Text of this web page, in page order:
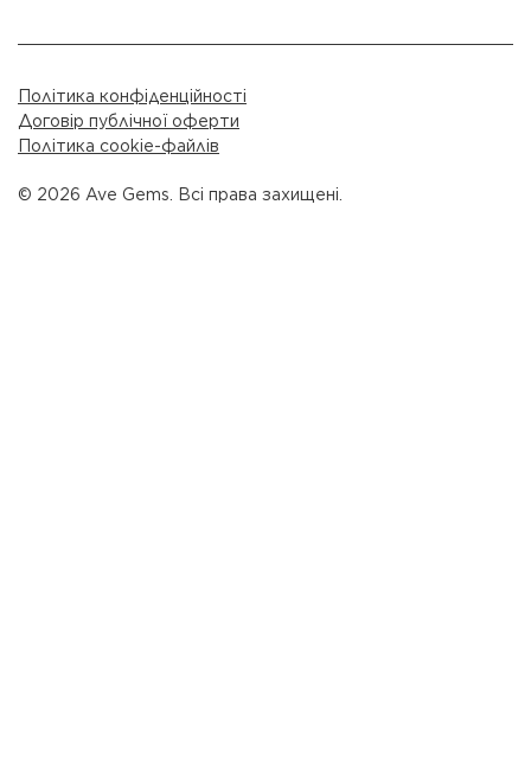
© 2026 Ave Gems. Всі права захищені.
Політика конфіденційності
Договір публічної оферти
Політика cookie-файлів